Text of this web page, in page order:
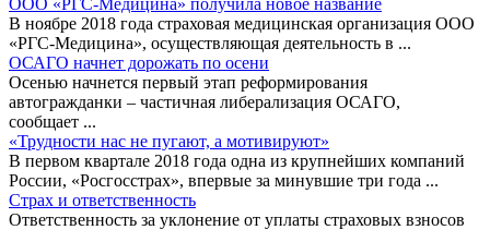
В ноябре 2018 года страховая медицинская организация ООО
«РГС-Медицина», осуществляющая деятельность в ...
ОСАГО начнет дорожать по осени
Осенью начнется первый этап реформирования
автогражданки – частичная либерализация ОСАГО,
сообщает ...
«Трудности нас не пугают, а мотивируют»
В первом квартале 2018 года одна из крупнейших компаний
России, «Росгосстрах», впервые за минувшие три года ...
Страх и ответственность
Ответственность за уклонение от уплаты страховых взносов